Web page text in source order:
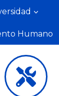
Humano